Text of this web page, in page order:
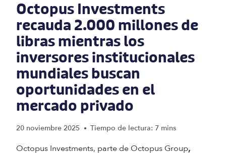
Octopus Investments
recauda 2.000 millones de
libras mientras los
inversores institucionales
mundiales buscan
oportunidades en el
mercado privado
20 noviembre 2025 • Tiempo de lectura: 7 mins
Octopus Investments, parte de Octopus Group,